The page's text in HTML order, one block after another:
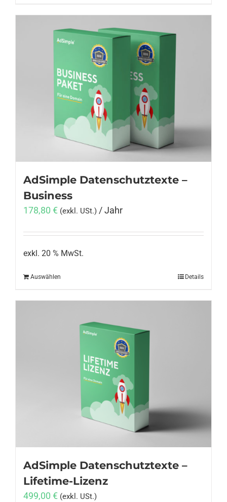
AdSimple Datenschutztexte –
Business
178,80 € (exkl. USt.) / Jahr
exkl. 20 % MwSt.
Auswählen Details
AdSimple Datenschutztexte –
Lifetime-Lizenz
499,00 € (exkl. USt.)